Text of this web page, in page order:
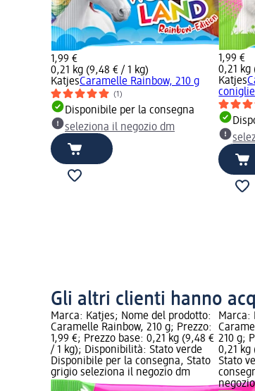
1,99 €
0,21 kg (9,48 € / 1 kg)
KatjesCaramelle Rainbow, 210 g
(1)
Disponibile per la consegna
seleziona il negozio dm
1,99 €
0,21 kg
Katjes
Gli altri clienti hanno
Marca: Katjes; Nome del prodotto:
Caramelle Rainbow, 210 g; Prezzo:
1,99 €; Prezzo base: 0,21 kg (9,48 €
/ 1 kg); Disponibilità: Stato verde
Disponibile per la consegna, Stato
grigio seleziona il negozio dm
Marca:
210 g;
0,21 kg
Stato